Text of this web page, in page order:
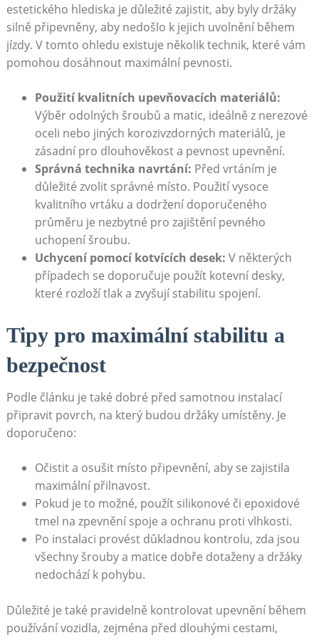
estetického hlediska je důležité zajistit, aby byly držáky
silně připevněny, aby nedošlo k jejich uvolnění během
jízdy. V tomto‌ ohledu existuje několik technik, ​které vám
pomohou dosáhnout maximální pevnosti.
Použití kvalitních upevňovacích materiálů:
Výběr odolných šroubů a matic, ideálně ⁤z ⁣nerezové
oceli nebo jiných korozivzdorných materiálů, je
zásadní pro dlouhověkost a pevnost upevnění.
Správná technika navrtání: Před vrtáním je
důležité zvolit​ správné ⁣místo. Použití vysoce
kvalitního vrtáku a ‌dodržení⁤ doporučeného
průměru je nezbytné pro ​zajištění pevného
uchopení šroubu.
Uchycení pomocí kotvících‌ desek: V ⁢některých
případech se doporučuje použít kotevní desky,
⁤které rozloží tlak a zvyšují ‍stabilitu spojení.
Tipy pro maximální​ stabilitu‍ a
bezpečnost
Podle článku je také dobré před samotnou‍ instalací
připravit povrch, na který budou držáky umístěny.⁣ Je
doporučeno:
Očistit ​a osušit místo ‍připevnění, aby se zajistila
maximální přilnavost.
Pokud je to možné, použít silikonové či⁣ epoxidové
⁣tmel na zpevnění spoje ⁤a ⁢ochranu proti vlhkosti.
Po instalaci provést důkladnou kontrolu, ‌zda‍ jsou
všechny šrouby a matice dobře dotaženy a⁣ držáky
nedochází k ‌pohybu.
Důležité je také pravidelně kontrolovat⁣ upevnění během
používání vozidla, zejména před dlouhými cestami,